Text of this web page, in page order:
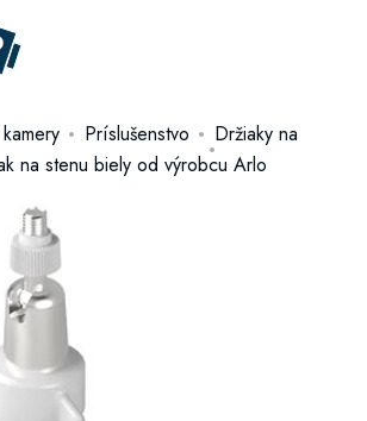
Príslušenstvo
Držiaky na
na stenu biely od výrobcu Arlo